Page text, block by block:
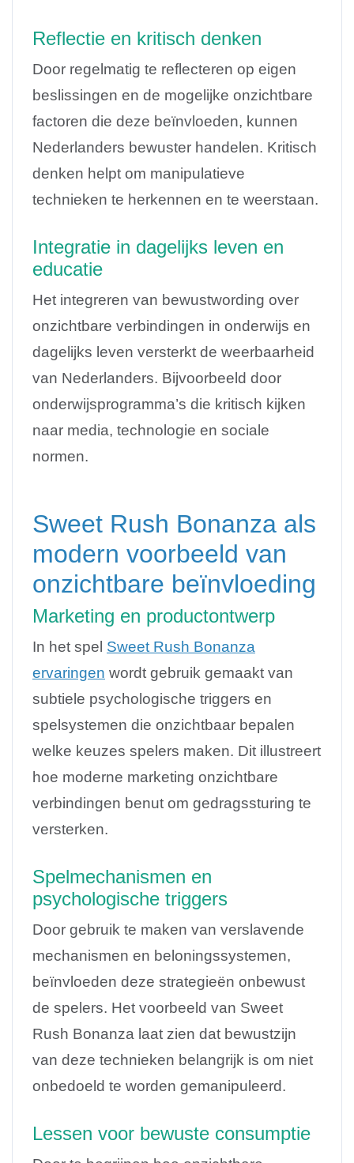
Reflectie en kritisch denken
Door regelmatig te reflecteren op eigen
beslissingen en de mogelijke onzichtbare
factoren die deze beïnvloeden, kunnen
Nederlanders bewuster handelen. Kritisch
denken helpt om manipulatieve
technieken te herkennen en te weerstaan.
Integratie in dagelijks leven en
educatie
Het integreren van bewustwording over
onzichtbare verbindingen in onderwijs en
dagelijks leven versterkt de weerbaarheid
van Nederlanders. Bijvoorbeeld door
onderwijsprogramma’s die kritisch kijken
naar media, technologie en sociale
normen.
Sweet Rush Bonanza als
modern voorbeeld van
onzichtbare beïnvloeding
Marketing en productontwerp
In het spel Sweet Rush Bonanza
ervaringen wordt gebruik gemaakt van
subtiele psychologische triggers en
spelsystemen die onzichtbaar bepalen
welke keuzes spelers maken. Dit illustreert
hoe moderne marketing onzichtbare
verbindingen benut om gedragssturing te
versterken.
Spelmechanismen en
psychologische triggers
Door gebruik te maken van verslavende
mechanismen en beloningssystemen,
beïnvloeden deze strategieën onbewust
de spelers. Het voorbeeld van Sweet
Rush Bonanza laat zien dat bewustzijn
van deze technieken belangrijk is om niet
onbedoeld te worden gemanipuleerd.
Lessen voor bewuste consumptie